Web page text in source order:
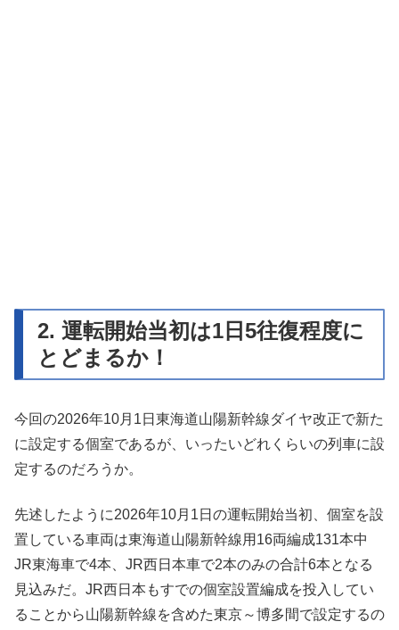
2. 運転開始当初は1日5往復程度に
とどまるか！
今回の2026年10月1日東海道山陽新幹線ダイヤ改正で新た
に設定する個室であるが、いったいどれくらいの列車に設
定するのだろうか。
先述したように2026年10月1日の運転開始当初、個室を設
置している車両は東海道山陽新幹線用16両編成131本中
JR東海車で4本、JR西日本車で2本のみの合計6本となる
見込みだ。JR西日本もすでの個室設置編成を投入してい
ることから山陽新幹線を含めた東京～博多間で設定するの